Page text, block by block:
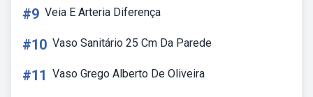
#9 Veia E Arteria Diferença
#10 Vaso Sanitário 25 Cm Da Parede
#11 Vaso Grego Alberto De Oliveira